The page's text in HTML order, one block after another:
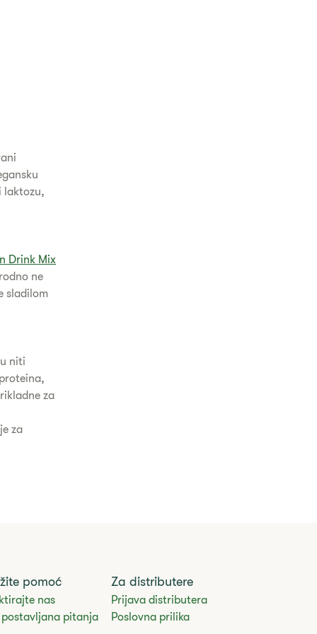
laktozu,
Drink Mix
ne
sladilom
niti
za
za
pomoć
nas
pitanja
Za distributere
Prijava distributera
Poslovna prilika